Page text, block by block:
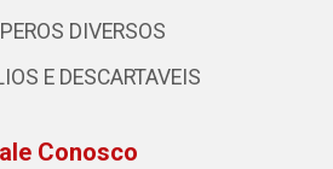
DIVERSOS
E DESCARTAVEIS
Conosco